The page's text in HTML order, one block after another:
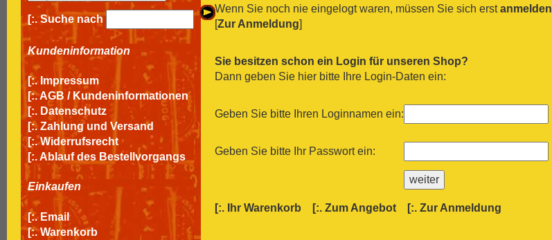
[:. Suche nach
Kundeninformation
[:. Impressum
[:.AGB / Kundeninformationen
[:. Datenschutz
[:. Zahlung und Versand
[:. Widerrufsrecht
[:.Ablauf des Bestellvorgangs
Einkaufen
[:. Email
[:. Warenkorb
Wenn Sie noch nie eingelogt waren, müssen Sie sich erstanmelden
[Zur Anmeldung]
Sie besitzen schon ein Login für unseren Shop?
Dann geben Sie hier bitte Ihre Login-Daten ein:
Geben Sie bitte Ihren Loginnamen ein:
Geben Sie bitte Ihr Passwort ein:
[:. Ihr Warenkorb [:. Zum Angebot [:. Zur Anmeldung